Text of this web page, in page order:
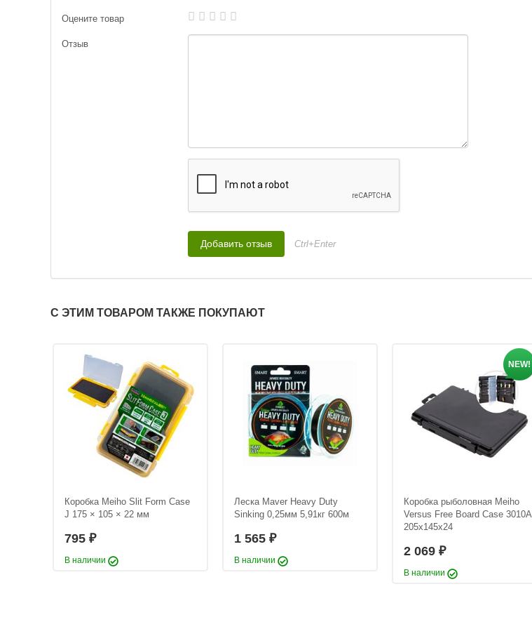
Оцените товар
Отзыв
Ctrl+Enter
С ЭТИМ ТОВАРОМ ТАКЖЕ ПОКУПАЮТ
Коробка Meiho Slit Form Case
J 175 × 105 × 22 мм
795 ₽
В наличии
Леска Maver Heavy Duty
Sinking 0,25мм 5,91кг 600м
1 565 ₽
В наличии
NEW!
Коробка рыболовная Meiho
Versus Free Board Case 3010A
205х145х24
2 069 ₽
В наличии